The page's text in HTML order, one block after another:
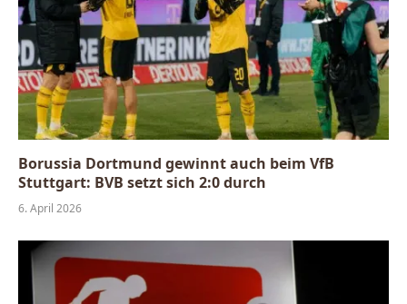
Borussia Dortmund gewinnt auch beim VfB
Stuttgart: BVB setzt sich 2:0 durch
6. April 2026